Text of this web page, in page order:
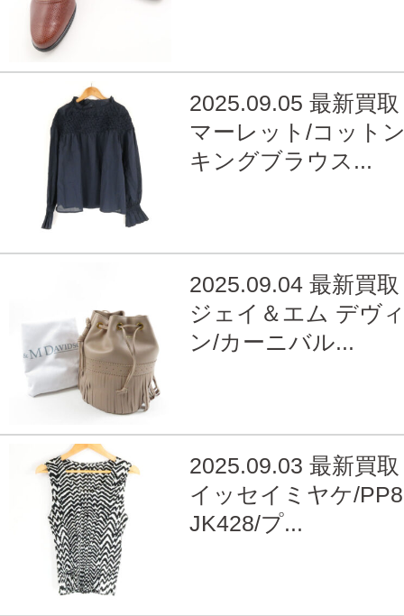
2025.09.05 最新買取
マーレット/コット
キングブラウス...
2025.09.04 最新買取
ジェイ＆エム デヴ
ン/カーニバル...
2025.09.03 最新買取
イッセイミヤケ/
JK428/プ...